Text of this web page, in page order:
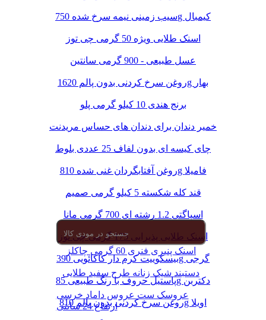
اسنک پنیری فنری 60 گرمی چاکلز
دستبند شیک زنانه طرح سفید طلایی
عروسک ست عروس داماد خرسی
ارتفاع 24 سانتی
سیب زمینی نیمه سرخ شده 750g کیمبال
اسنک طلایی ویژه 50 گرمی چی توز
عسل طبیعی - 900 گرمی سانتین
روغن سرخ کردنی بدون پالم 1620g بهار
برنج هندی 10 کیلو گرمی پلو
خمیر دندان برای دندان های حساس مریدنت
چای کیسه ای بدون لفاف 25 عددی بلوط
روغن آفتابگردان غنی شده 810g فامیلا
قند کله شکسته 5 کیلو گرمی صمیم
اسپاگتی 1.2 رشته ای 700 گرمی مانا
اسنک طلایی پذیرایی 175 گرمی چی توز
بیسکوییت کرم دار کاکائویی 390g گرجی
پاستیل حروف با رنگ طبیعی 85g دکتربن
روغن سرخ کردنی بدون پالم 810g اویلا